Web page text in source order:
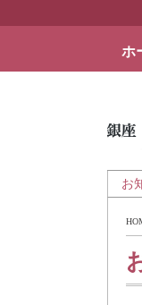
ホ
絵画
お
2026年8月6